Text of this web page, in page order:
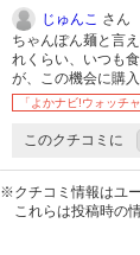
じゅんこ さん
ちゃんぽん麺と言
れくらい、いつも
が、この機会に購
「よかナビ!ウォッチ
このクチコミに
※クチコミ情報はユ
これらは投稿時の